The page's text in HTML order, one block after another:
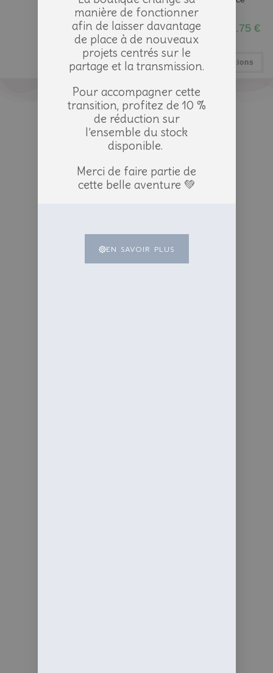
6.05€ – 24.20 €
TTC
Choix des options
6.55€ 14.75€
Choix des options
manière de fonctionner
afin de laisser davantage
de place à de nouveaux
projets centrés sur le
partage et la transmission.
Pour accompagner cette
transition, profitez de 10 %
de réduction sur
l’ensemble du stock
disponible.
Merci de faire partie de
cette belle aventure 💚
EN SAVOIR PLUS